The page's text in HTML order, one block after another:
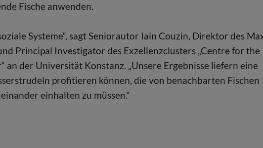
Fische anwenden.
Systeme“, sagt Seniorautor Iain Couzin, Direktor des
Principal Investigator des Exzellenzclusters „Centre for the
an der Universität Konstanz. „Unsere Ergebnisse liefern eine
profitieren können, die von benachbarten Fischen
einhalten zu müssen.“